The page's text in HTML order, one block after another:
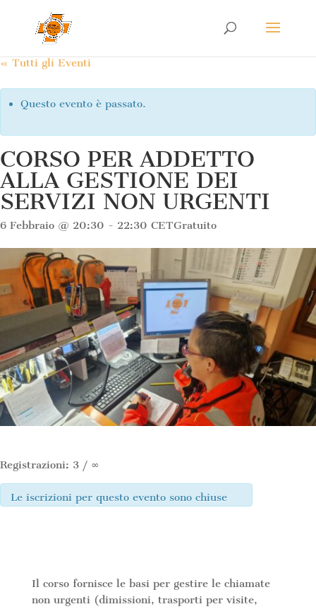
« Tutti gli Eventi
Questo evento è passato.
CORSO PER ADDETTO
ALLA GESTIONE DEI
SERVIZI NON URGENTI
6 Febbraio @ 20:30 - 22:30 CETGratuito
Registrazioni: 3 / ∞
Le iscrizioni per questo evento sono chiuse
Il corso fornisce le basi per gestire le chiamate
non urgenti (dimissioni, trasporti per visite,